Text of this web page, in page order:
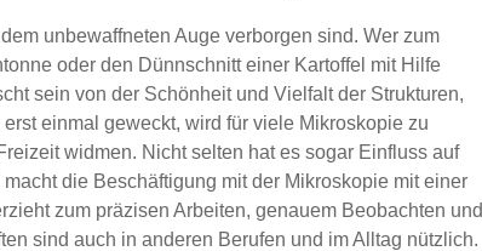
unbewaffneten Auge verborgen sind. Wer zum
oder den Dünnschnitt einer Kartoffel mit Hilfe
sein von der Schönheit und Vielfalt der Strukturen,
einmal geweckt, wird für viele Mikroskopie zu
widmen. Nicht selten hat es sogar Einfluss auf
die Beschäftigung mit der Mikroskopie mit einer
zum präzisen Arbeiten, genauem Beobachten und
sind auch in anderen Berufen und im Alltag nützlich.